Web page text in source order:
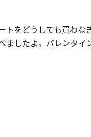
トをどうしても買わな
ましたよ。バレンタイ